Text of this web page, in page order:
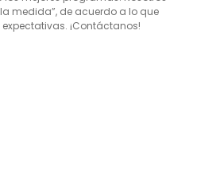
medida”, de acuerdo a lo que
¡Contáctanos!